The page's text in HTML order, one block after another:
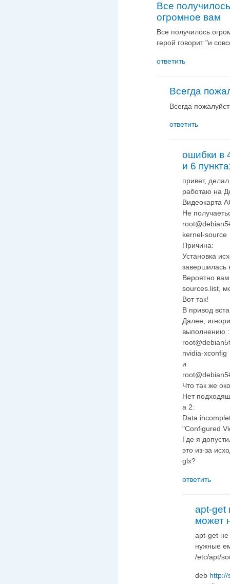
Все получилось
огромное вам
Все получилось
герой говорит "и
ответить
Всегда
Всегда
ответить
ошибки в
и 6
привет,
работаю на
Видеокарта
Не
kernel-source
Причина:
Установка
завершилась
Вероятно
sources.list,
Вот так!
В привод
Далее,
выполнению :
nvidia-xconfig
и
Что так же
Нет
а 2:
Data
"Configured
Где я
это из-за
glx?
ответить
apt-get
может
apt-get не
нужные
/etc/apt/
deb http://